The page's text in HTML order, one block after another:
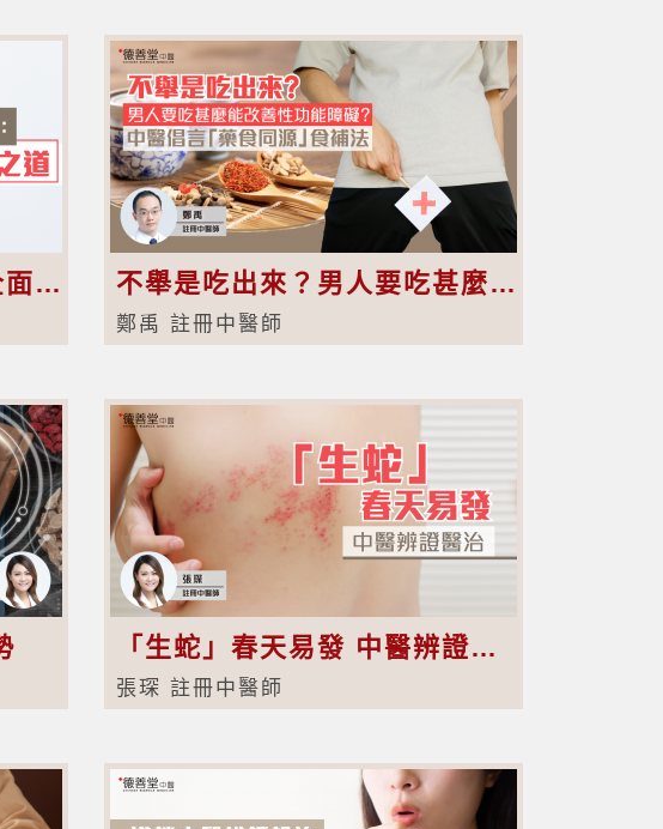
鼻敏感不只是過敏：中醫全面調養之道 不舉是吃出來？男人要吃甚麼能改善性功能障礙？中醫倡言「藥食同源」食補法
鄭禹 註冊中醫師
「生蛇」春天易發 中醫辨證醫治
張琛 註冊中醫師